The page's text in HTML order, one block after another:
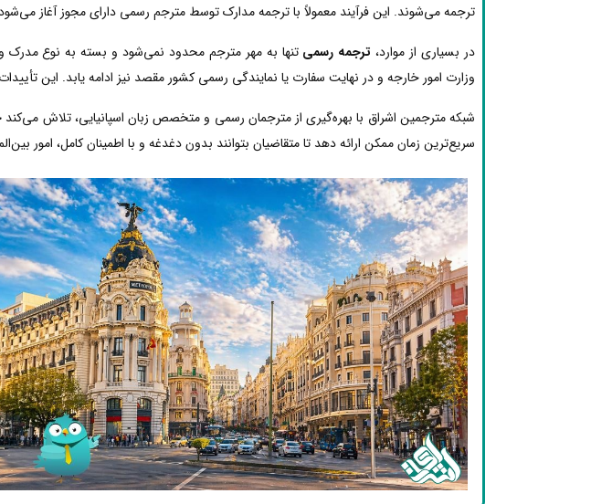
ترجمه می‌شوند. این فرآیند معمولاً با ترجمه مدارک توسط مترجم رسمی دارای مجوز آغاز
در بسیاری از موارد، ترجمه رسمی تنها به مهر مترجم محدود نمی‌شود و بسته به نوع مدرک و
وزارت امور خارجه و در نهایت سفارت یا نمایندگی رسمی کشور مقصد نیز ادامه یابد. این
شبکه مترجمین اشراق با بهره‌گیری از مترجمان رسمی و متخصص زبان اسپانیایی، تلاش می‌کند
سریع‌ترین زمان ممکن ارائه دهد تا متقاضیان بتوانند بدون دغدغه و با اطمینان کامل، امور